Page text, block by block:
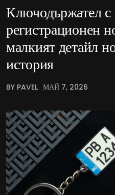
Ключодържател с
регистрационен
малкият детайл
история
BY PAVEL МАЙ 7, 2026